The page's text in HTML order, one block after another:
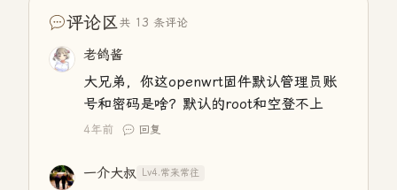
评论区共 13 条评论
老鸽酱
大兄弟，你这openwrt固件默认管理员账
号和密码是啥？默认的root和空登不上
4年前 回复
一介大叔 Lv4.常来常往